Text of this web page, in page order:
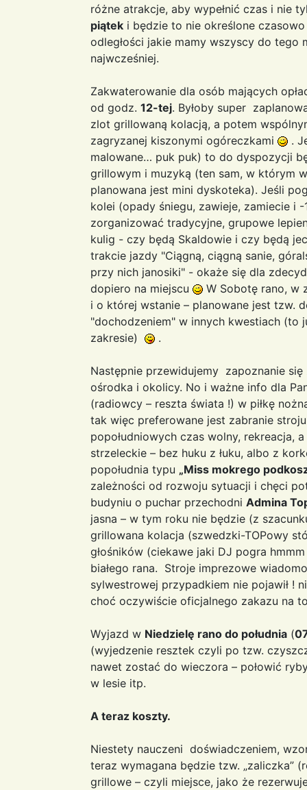
różne atrakcje, aby wypełnić czas i nie
piątek i będzie to nie określone
odległości jakie mamy wszyscy do tego
najwcześniej.
Zakwaterowanie dla osób mających
od godz. 12-tej. Byłoby super
zlot grillowaną kolacją, a potem
zagryzanej kiszonymi ogóreczkami
.
malowane… puk puk) to do dyspozycji
grillowym i muzyką (ten sam, w którym
planowana jest mini dyskoteka). Jeśli
kolei (opady śniegu, zawieje, zamiecie i
zorganizować tradycyjne, grupowe
kulig - czy będą Skaldowie i czy będą
trakcie jazdy "Ciągną, ciągną sanie,
przy nich janosiki" - okaże się dla
dopiero na miejscu
W Sobotę rano, w
i o której wstanie – planowane jest tzw.
"dochodzeniem" w innych kwestiach (to
zakresie)
.
Następnie przewidujemy zapoznanie
ośrodka i okolicy. No i ważne info dla
(radiowcy – reszta świata !) w piłkę
tak więc preferowane jest zabranie
popołudniowych czas wolny, rekreacja,
strzeleckie – bez huku z łuku, albo z
popołudnia typu „Miss mokrego
zależności od rozwoju sytuacji i chęci
budyniu o puchar przechodni Admina
jasna – w tym roku nie będzie (z
grillowana kolacja (szwedzki-TOPowy
głośników (ciekawe jaki DJ pogra
białego rana. Stroje imprezowe
sylwestrowej przypadkiem nie pojawił !
choć oczywiście oficjalnego zakazu na
Wyjazd w Niedzielę rano do południa (
(wyjedzenie resztek czyli po tzw.
nawet zostać do wieczora – połowić
w lesie itp.
A teraz koszty.
Niestety nauczeni doświadczeniem,
teraz wymagana będzie tzw. „zaliczka”
grillowe – czyli miejsce, jako że